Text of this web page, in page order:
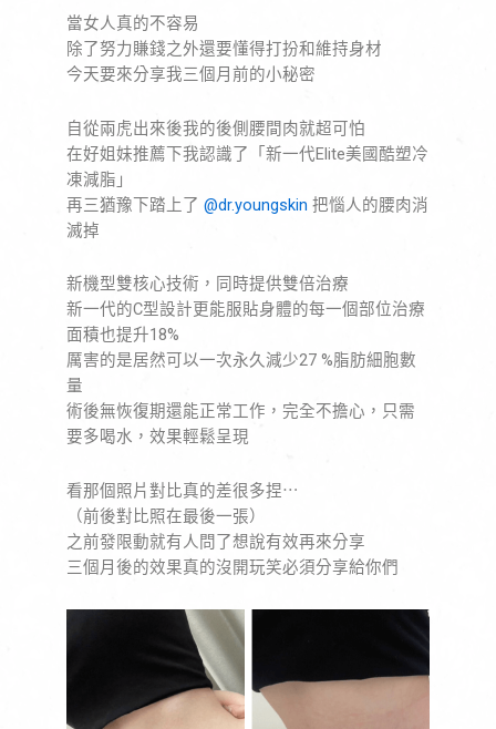
當女人真的不容易
除了努力賺錢之外還要懂得打扮和維持身材
今天要來分享我三個月前的小秘密
自從兩虎出來後我的後側腰間肉就超可怕
在好姐妹推薦下我認識了「新一代Elite美國酷塑冷
凍減脂」
再三猶豫下踏上了 @dr.youngskin 把惱人的腰肉消
滅掉
新機型雙核心技術，同時提供雙倍治療
新一代的C型設計更能服貼身體的每一個部位治療
面積也提升18%
厲害的是居然可以一次永久減少27 %脂肪細胞數
量
術後無恢復期還能正常工作，完全不擔心，只需
要多喝水，效果輕鬆呈現
看那個照片對比真的差很多捏⋯
（前後對比照在最後一張）
之前發限動就有人問了想說有效再來分享
三個月後的效果真的沒開玩笑必須分享給你們